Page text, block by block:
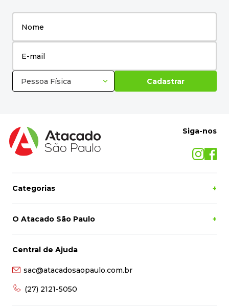
Pessoa Física Cadastrar
Siga-nos
Categorias +
O Atacado São Paulo +
Central de Ajuda
sac@atacadosaopaulo.com.br
(27) 2121-5050